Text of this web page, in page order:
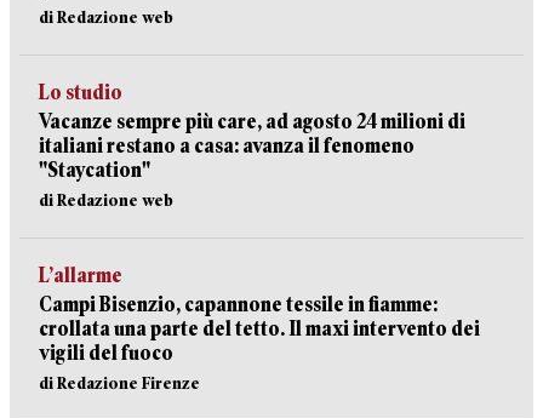
di Redazione web
Lo studio
Vacanze sempre più care, ad agosto 24 milioni di
italiani restano a casa: avanza il fenomeno
"Staycation"
di Redazione web
L’allarme
Campi Bisenzio, capannone tessile in fiamme:
crollata una parte del tetto. Il maxi intervento dei
vigili del fuoco
di Redazione Firenze